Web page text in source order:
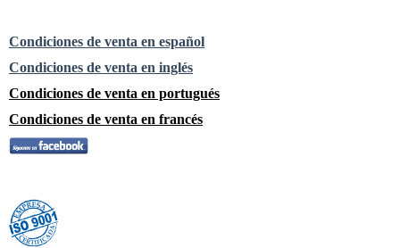
Condiciones de venta en español
Condiciones de venta en inglés
Condiciones de venta en portugués
Condiciones de venta en francés